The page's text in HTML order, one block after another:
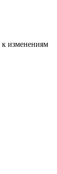
к изменениям